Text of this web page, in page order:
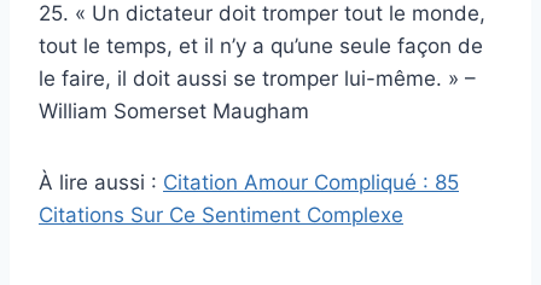
25. « Un dictateur doit tromper tout le monde,
tout le temps, et il n’y a qu’une seule façon de
le faire, il doit aussi se tromper lui-même. » –
William Somerset Maugham
À lire aussi : Citation Amour Compliqué : 85
Citations Sur Ce Sentiment Complexe